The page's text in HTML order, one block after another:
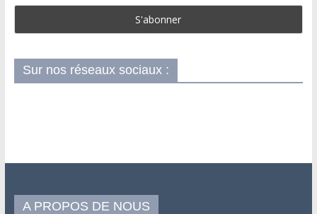
Sur nos réseaux sociaux :
A PROPOS DE NOUS